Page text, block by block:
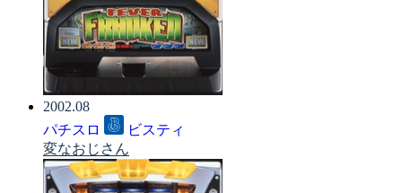
2002.08
パチスロ
ビスティ
変なおじさん